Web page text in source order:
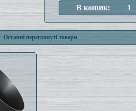
Останні переглянуті товари